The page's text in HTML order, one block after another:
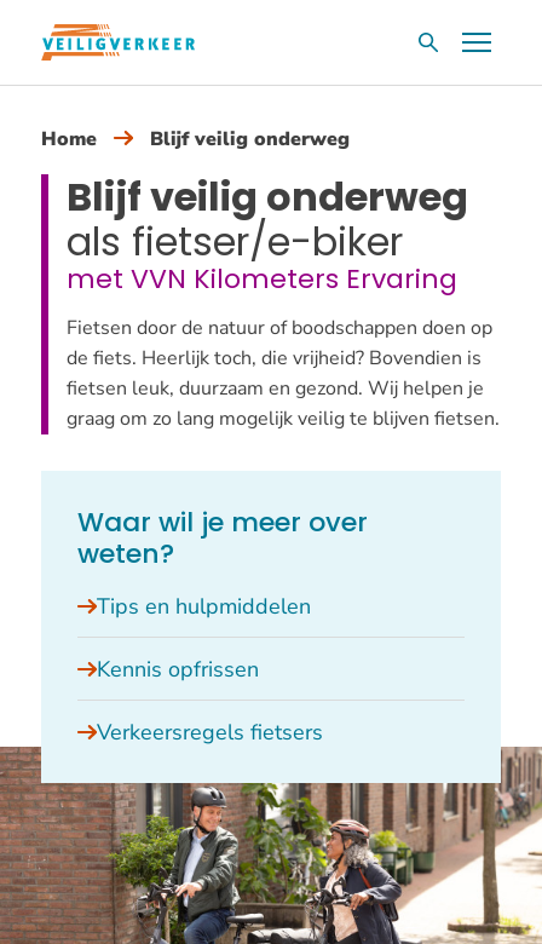
Overslaan
ZoekvakMenu
Home Blijf veilig onderweg
Blijf veilig onderweg
als fietser/e-biker
met VVN Kilometers Ervaring
Fietsen door de natuur of boodschappen doen op
de fiets. Heerlijk toch, die vrijheid? Bovendien is
fietsen leuk, duurzaam en gezond. Wij helpen je
graag om zo lang mogelijk veilig te blijven fietsen.
Waar wil je meer over
weten?
Tips en hulpmiddelen
Kennis opfrissen
Verkeersregels fietsers